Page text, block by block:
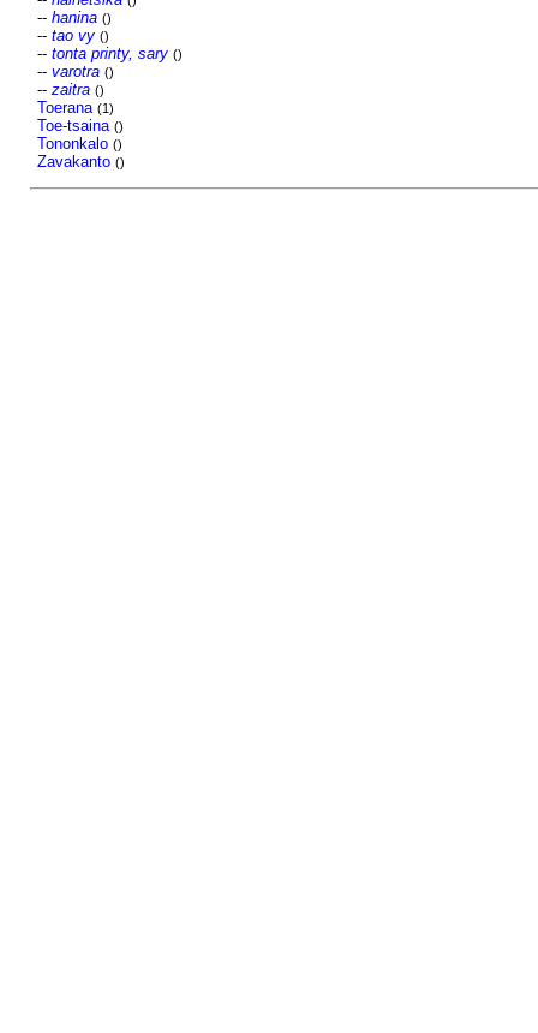
-- hanina ()
-- tao vy ()
-- tonta printy, sary ()
-- varotra ()
-- zaitra ()
Toerana (1)
Toe-tsaina ()
Tononkalo ()
Zavakanto ()